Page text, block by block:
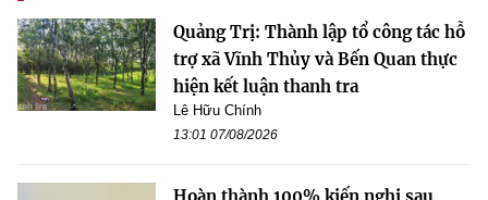
Quảng Trị: Thành lập tổ công tác hỗ
trợ xã Vĩnh Thủy và Bến Quan thực
hiện kết luận thanh tra
Lê Hữu Chính
13:01 07/08/2026